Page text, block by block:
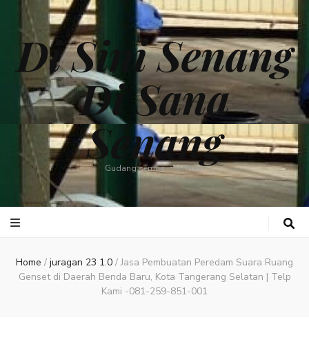
Di Sini Senang
Di Sana
Senang
Gudang semua informasi
Home / juragan 23 1.0 / Jasa Pembuatan Peredam Suara Ruang
Genset di Daerah Benda Baru, Kota Tangerang Selatan | Telp
Kami -081-259-851-001